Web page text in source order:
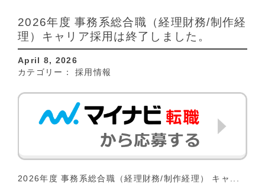
2026年度 事務系総合職（経理財務/制作経
理）キャリア採用は終了しました。
April 8, 2026
カテゴリー：採用情報
2026年度 事務系総合職（経理財務/制作経理） キャ...